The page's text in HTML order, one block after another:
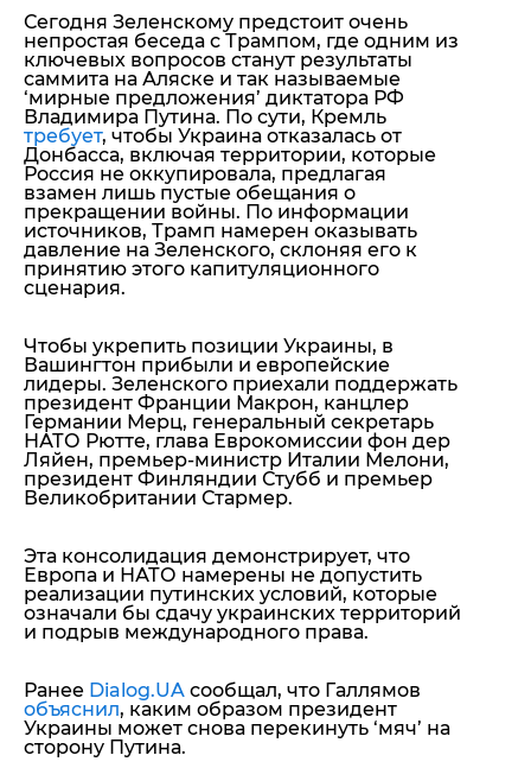
Сегодня Зеленскому предстоит очень
непростая беседа с Трампом, где одним из
ключевых вопросов станут результаты
саммита на Аляске и так называемые
‘мирные предложения’ диктатора РФ
Владимира Путина. По сути, Кремль
требует, чтобы Украина отказалась от
Донбасса, включая территории, которые
Россия не оккупировала, предлагая
взамен лишь пустые обещания о
прекращении войны. По информации
источников, Трамп намерен оказывать
давление на Зеленского, склоняя его к
принятию этого капитуляционного
сценария.
Чтобы укрепить позиции Украины, в
Вашингтон прибыли и европейские
лидеры. Зеленского приехали поддержать
президент Франции Макрон, канцлер
Германии Мерц, генеральный секретарь
НАТО Рютте, глава Еврокомиссии фон дер
Ляйен, премьер-министр Италии Мелони,
президент Финляндии Стубб и премьер
Великобритании Стармер.
Эта консолидация демонстрирует, что
Европа и НАТО намерены не допустить
реализации путинских условий, которые
означали бы сдачу украинских территорий
и подрыв международного права.
Ранее Dialog.UA сообщал, что Галлямов
объяснил, каким образом президент
Украины может снова перекинуть ‘мяч’ на
сторону Путина.